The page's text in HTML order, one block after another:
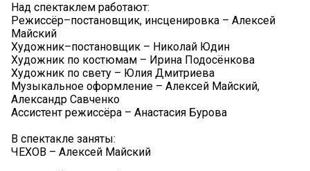
Над спектаклем работают:
Режиссёр–постановщик, инсценировка – Алексей
Майский
Художник–постановщик – Николай Юдин
Художник по костюмам – Ирина Подосёнкова
Художник по свету – Юлия Дмитриева
Музыкальное оформление – Алексей Майский,
Александр Савченко
Ассистент режиссёра – Анастасия Бурова
В спектакле заняты:
ЧЕХОВ – Алексей Майский